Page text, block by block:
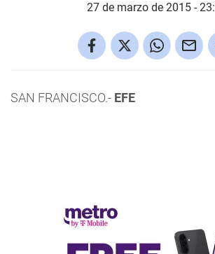
27 de marzo de 2015 -
SAN FRANCISCO.- EFE